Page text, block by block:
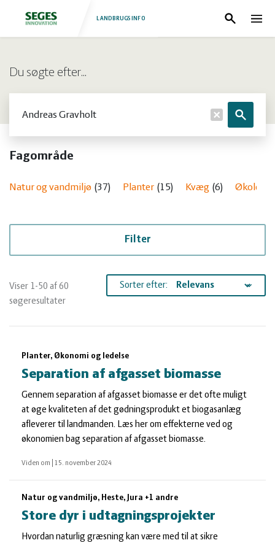
ind
Forside
Planter
Økonomi
og
ledelse
Øvrige
dyr
Grise
Økonomi
ledelse
dyr
LANDBRUGSINFO Søg
Du søgte efter…
Søg
Fagområde
Natur og vandmiljø 37 Planter 15 Kvæg 6 Økologi
Filter
Viser 1-50 af 60
søgeresultater
Sorter efter:
Søgeresultater
Planter, Økonomi og ledelse
Separation af afgasset biomasse
Gennem separation af afgasset biomasse er det ofte muligt
at øge kvaliteten af det gødningsprodukt et biogasanlæg
afleverer til landmanden. Læs her om effekterne ved og
økonomien bag separation af afgasset biomasse.
Viden om 15. november 2024
Natur og vandmiljø, Heste, Jura +1 andre
Store dyr i udtagningsprojekter
Hvordan naturlig græsning kan være med til at sikre